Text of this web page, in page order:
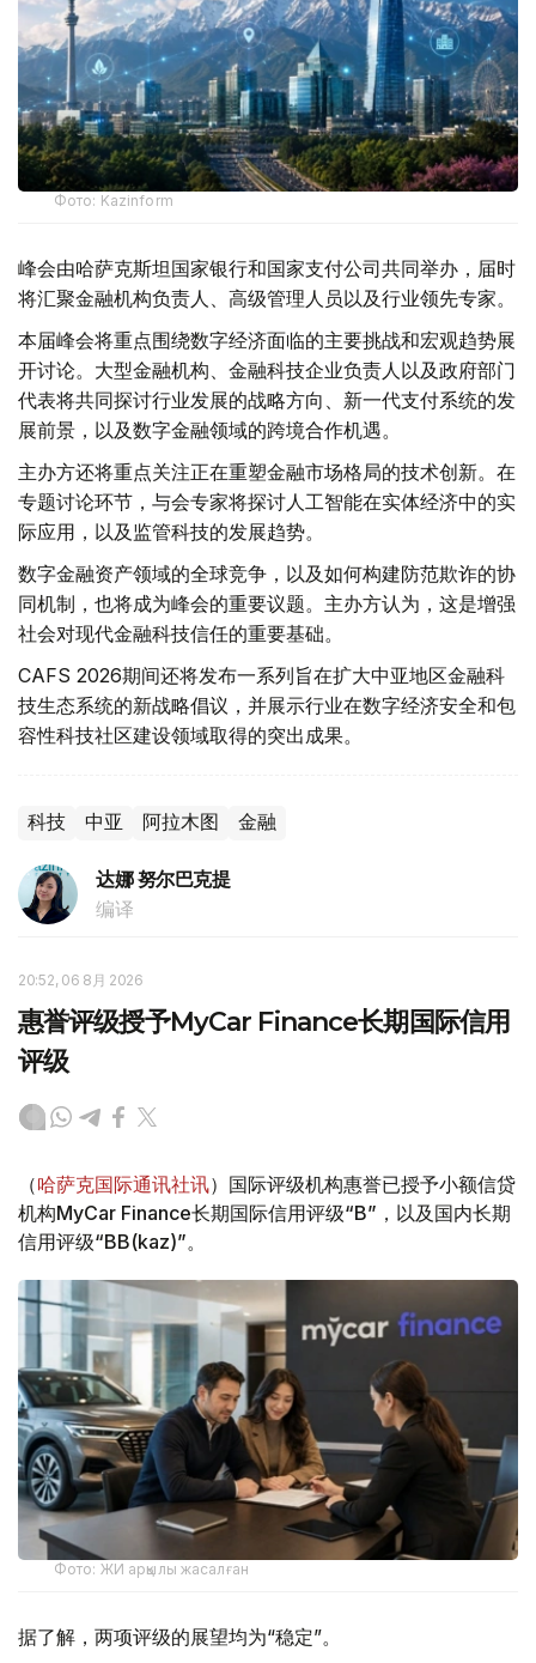
Фото: Kazinform
峰会由哈萨克斯坦国家银行和国家支付公司共同举办，届时
将汇聚金融机构负责人、高级管理人员以及行业领先专家。
本届峰会将重点围绕数字经济面临的主要挑战和宏观趋势展
开讨论。大型金融机构、金融科技企业负责人以及政府部门
代表将共同探讨行业发展的战略方向、新一代支付系统的发
展前景，以及数字金融领域的跨境合作机遇。
主办方还将重点关注正在重塑金融市场格局的技术创新。在
专题讨论环节，与会专家将探讨人工智能在实体经济中的实
际应用，以及监管科技的发展趋势。
数字金融资产领域的全球竞争，以及如何构建防范欺诈的协
同机制，也将成为峰会的重要议题。主办方认为，这是增强
社会对现代金融科技信任的重要基础。
CAFS 2026期间还将发布一系列旨在扩大中亚地区金融科
技生态系统的新战略倡议，并展示行业在数字经济安全和包
容性科技社区建设领域取得的突出成果。
科技 中亚 阿拉木图 金融
达娜 努尔巴克提
编译
20:52, 06 8月 2026
惠誉评级授予MyCar Finance长期国际信用
评级
（哈萨克国际通讯社讯）国际评级机构惠誉已授予小额信贷
机构MyCar Finance长期国际信用评级“B”，以及国内长期
信用评级“BB(kaz)”。
Фото: ЖИ арқылы жасалған
据了解，两项评级的展望均为“稳定”。